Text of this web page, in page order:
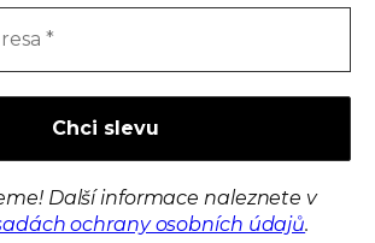
optimalizaci našich webových stránek a našich
Zavřít
Předvolby
© 2014 – 2026 Toret.cz
Další informace naleznete v
ochrany osobních údajů.